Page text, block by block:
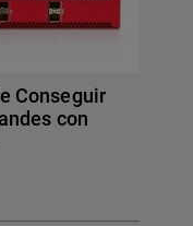
Conseguir
con